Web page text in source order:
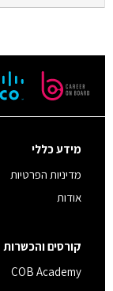
מידע כללי
מדיניות הפרטיות
אודות
קורסים והכשרות
COB Academy